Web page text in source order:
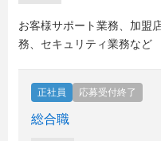
お客様サポート業務、加盟
務、セキュリティ業務など
正社員 応募受付終了
総合職